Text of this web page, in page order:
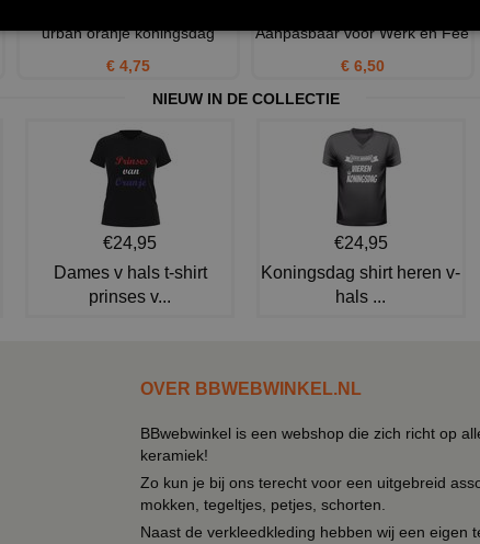
urban oranje koningsdag
€ 4,75
Aanpasbaar voor Werk en Fee
€ 6,50
NIEUW IN DE COLLECTIE
€24,95
Dames v hals t-shirt
prinses v...
€24,95
Koningsdag shirt heren v-
hals ...
OVER BBWEBWINKEL.NL
BBwebwinkel is een webshop die zich richt op
keramiek!
Zo kun je bij ons terecht voor een uitgebreid
mokken, tegeltjes, petjes, schorten.
Naast de verkleedkleding hebben wij een eigen